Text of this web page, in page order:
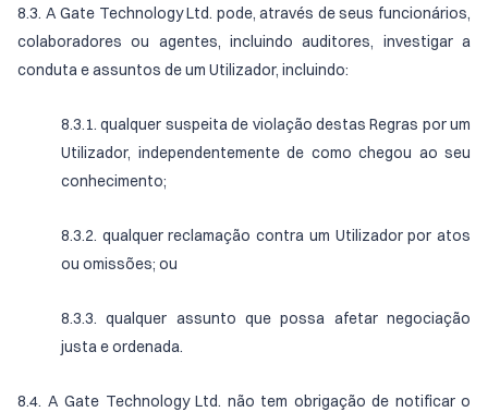
8.3. A Gate Technology Ltd. pode, através de seus funcionários,
colaboradores ou agentes, incluindo auditores, investigar a
conduta e assuntos de um Utilizador, incluindo:
8.3.1. qualquer suspeita de violação destas Regras por um
Utilizador, independentemente de como chegou ao seu
conhecimento;
8.3.2. qualquer reclamação contra um Utilizador por atos
ou omissões; ou
8.3.3. qualquer assunto que possa afetar negociação
justa e ordenada.
8.4. A Gate Technology Ltd. não tem obrigação de notificar o